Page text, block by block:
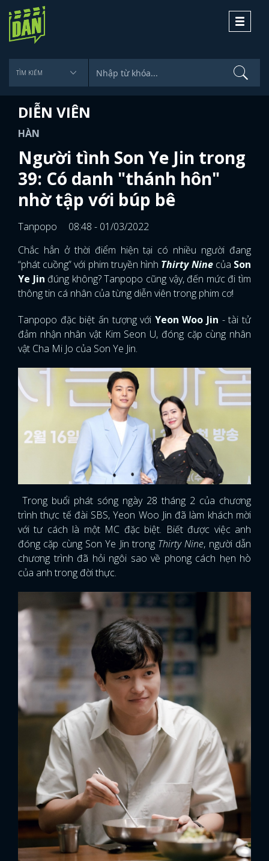
Toggle
DIỄN VIÊN
HÀN
Người tình Son Ye Jin trong
39: Có danh "thánh hôn"
nhờ tập với búp bê
Tanpopo
08:48 - 01/03/2022
Chắc hẳn ở thời điểm hiện tại có nhiều người đang
“phát cuồng” với phim truyền hình Thirty Ninecủa Son
Ye Jin đúng không? Tanpopo cũng vậy, đến mức đi tìm
thông tin cá nhân của từng diễn viên trong phim cơ!
Tanpopo đặc biệt ấn tượng với Yeon Woo Jin - tài tử
đảm nhận nhân vật Kim Seon U, đóng cặp cùng nhân
vật Cha Mi Jo của Son Ye Jin.
Trong buổi phát sóng ngày 28 tháng 2 của chương
trình thực tế đài SBS, Yeon Woo Jin đã làm khách mời
với tư cách là một MC đặc biệt. Biết được việc anh
đóng cặp cùng Son Ye Jin trongThirty Nine, người dẫn
chương trình đã hỏi ngôi sao về phong cách hẹn hò
của anh trong đời thực.